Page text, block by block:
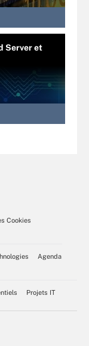
Server et
Cookies
Agenda
Projets IT